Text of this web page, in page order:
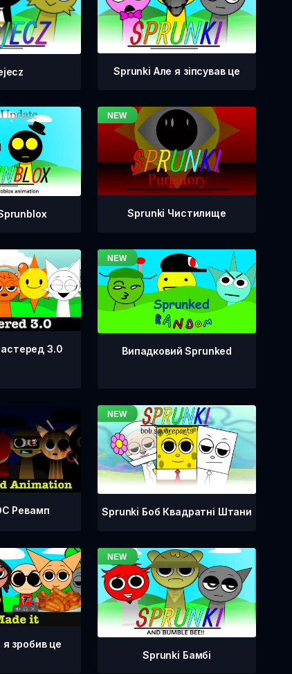
Sprunki Але я зіпсував це
Sprunki Чистилище
3.0 Випадковий Sprunked
Ревамп Sprunki Боб Квадратні Штани
зробив це
Sprunki Бамбі